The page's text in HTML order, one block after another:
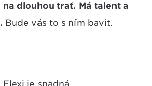
na dlouhou trať. Má talent a
Bude vás to s ním bavit.